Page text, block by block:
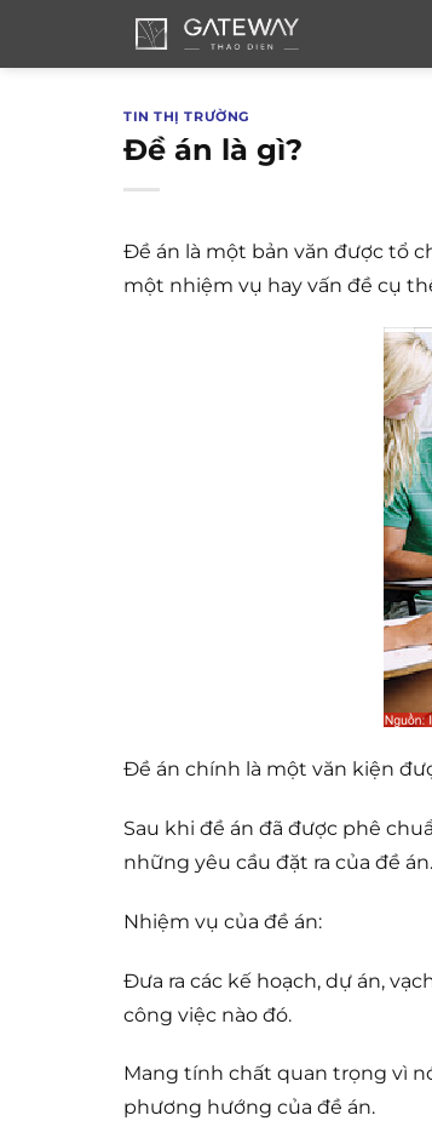
TIN THỊ TRƯỜNG
Đề án là gì?
Đề án là một bản văn được tổ
một nhiệm vụ hay vấn đề cụ
Đề án chính là một văn kiện
Sau khi đề án đã được phê
những yêu cầu đặt ra của đề án.
Nhiệm vụ của đề án:
Đưa ra các kế hoạch, dự án,
công việc nào đó.
Mang tính chất quan trọng vì
phương hướng của đề án.